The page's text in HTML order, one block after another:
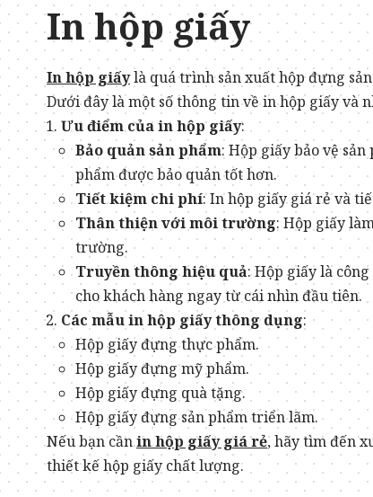
In hộp giấy
In hộp giấylà quá trình sản xuất hộp đựng
Dưới đây là một số thông tin về in hộp giấy và
Ưu điểm của in hộp giấy:
Bảo quản sản phẩm: Hộp giấy bảo vệ
phẩm được bảo quản tốt hơn.
Tiết kiệm chi phí: In hộp giấy giá rẻ và
Thân thiện với môi trường: Hộp giấy
trường.
Truyền thông hiệu quả: Hộp giấy là
cho khách hàng ngay từ cái nhìn đầu tiên.
Các mẫu in hộp giấy thông dụng:
Hộp giấy đựng thực phẩm.
Hộp giấy đựng mỹ phẩm.
Hộp giấy đựng quà tặng.
Hộp giấy đựng sản phẩm triển lãm.
Nếu bạn cầnin hộp giấy giá rẻ, hãy tìm đến
thiết kế hộp giấy chất lượng.